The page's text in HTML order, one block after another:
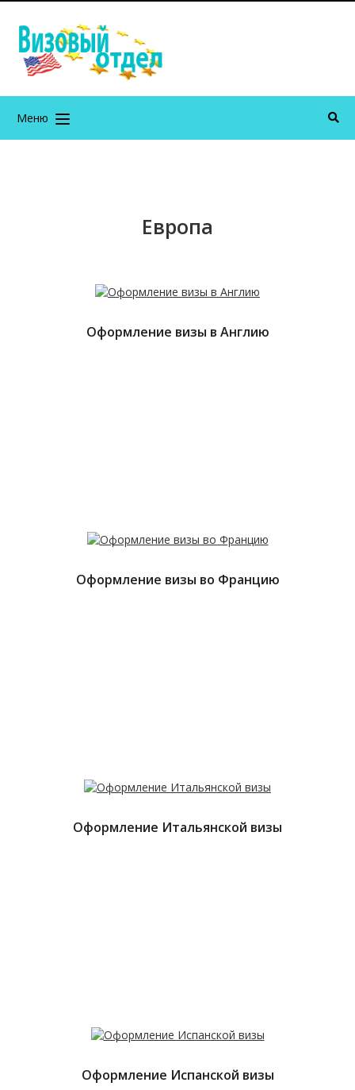
Меню
Европа
Оформление визы в Англию
Оформление визы во Францию
Оформление Итальянской визы
Оформление Испанской визы